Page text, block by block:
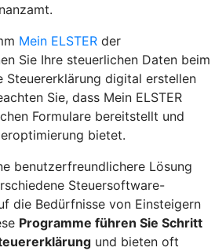
Mein ELSTER der
Sie Ihre steuerlichen Daten beim
Steuererklärung digital erstellen
Sie, dass Mein ELSTER
Formulare bereitstellt und
bietet.
benutzerfreundlichere Lösung
Steuersoftware-
die Bedürfnisse von Einsteigern
Programme führen Sie Schritt
und bieten oft